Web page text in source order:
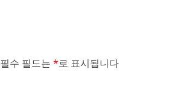
필수 필드는 *로 표시됩니다